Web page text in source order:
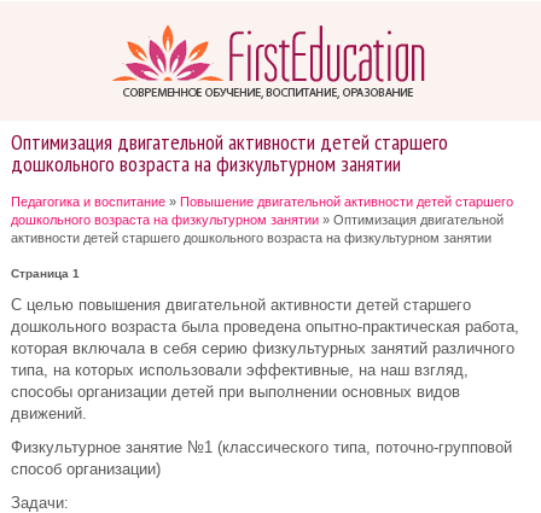
Оптимизация двигательной активности детей старшего
дошкольного возраста на физкультурном занятии
Педагогика и воспитание » Повышение двигательной активности детей старшего
дошкольного возраста на физкультурном занятии » Оптимизация двигательной
активности детей старшего дошкольного возраста на физкультурном занятии
Страница 1
С целью повышения двигательной активности детей старшего
дошкольного возраста была проведена опытно-практическая работа,
которая включала в себя серию физкультурных занятий различного
типа, на которых использовали эффективные, на наш взгляд,
способы организации детей при выполнении основных видов
движений.
Физкультурное занятие №1 (классического типа, поточно-групповой
способ организации)
Задачи: